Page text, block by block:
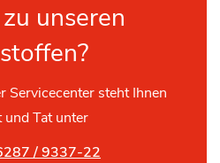
unseren
Servicecenter steht Ihnen
und Tat unter
/ 9337-22